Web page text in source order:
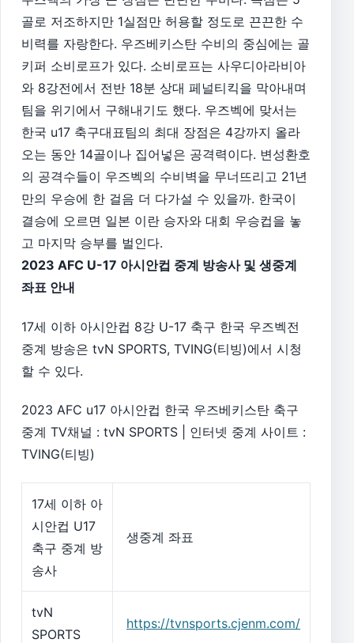
골로 저조하지만 1실점만 허용할 정도로 끈끈한 수
비력를 자랑한다. 우즈베키스탄 수비의 중심에는 골
키퍼 소비로프가 있다. 소비로프는 사우디아라비아
와 8강전에서 전반 18분 상대 페널티킥을 막아내며
팀을 위기에서 구해내기도 했다. 우즈벡에 맞서는
한국 u17 축구대표팀의 최대 장점은 4강까지 올라
오는 동안 14골이나 집어넣은 공격력이다. 변성환호
의 공격수들이 우즈벡의 수비벽을 무너뜨리고 21년
만의 우승에 한 걸음 더 다가설 수 있을까. 한국이
결승에 오르면 일본 이란 승자와 대회 우승컵을 놓
고 마지막 승부를 벌인다.
2023 AFC U-17 아시안컵 중계 방송사 및 생중계
좌표 안내
17세 이하 아시안컵 8강 U-17 축구 한국 우즈벡전
중계 방송은 tvN SPORTS, TVING(티빙)에서 시청
할 수 있다.
2023 AFC u17 아시안컵 한국 우즈베키스탄 축구
중계 TV채널 : tvN SPORTS | 인터넷 중계 사이트 :
TVING(티빙)
17세 이하 아
시안컵 U17
축구 중계 방
송사
생중계 좌표
tvN
SPORTS
https://tvnsports.cjenm.com/